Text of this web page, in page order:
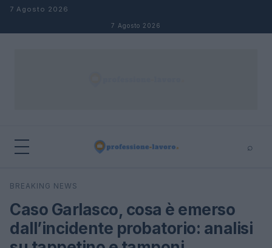
Salta al contenuto
7 Agosto 2026
7 Agosto 2026
⌕
Cerca
BREAKING NEWS
Caso Garlasco, cosa è emerso
dall’incidente probatorio: analisi